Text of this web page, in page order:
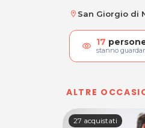
location_on San Giorgio di
visibility 17
stanno
ALTRE
27 acquistati